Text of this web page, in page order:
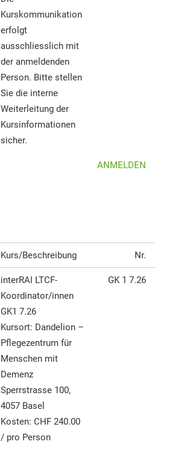
Kurskommunikation
erfolgt
ausschliesslich mit
der anmeldenden
Person. Bitte stellen
Sie die interne
Weiterleitung der
Kursinformationen
sicher.
ANMELDEN
Kurs/Beschreibung Nr.
interRAI LTCF-
Koordinator/innen
GK1 7.26
Kursort: Dandelion –
Pflegezentrum für
Menschen mit
Demenz
Sperrstrasse 100,
4057 Basel
Kosten: CHF 240.00
/ pro Person
GK 1 7.26